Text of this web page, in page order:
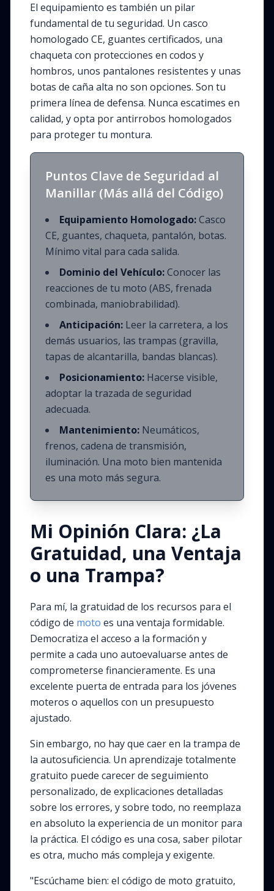
El equipamiento es también un pilar
fundamental de tu seguridad. Un casco
homologado CE, guantes certificados, una
chaqueta con protecciones en codos y
hombros, unos pantalones resistentes y unas
botas de caña alta no son opciones. Son tu
primera línea de defensa. Nunca escatimes en
calidad, y opta por antirrobos homologados
para proteger tu montura.
Puntos Clave de Seguridad al
Manillar (Más allá del Código)
Equipamiento Homologado:Casco
CE, guantes, chaqueta, pantalón, botas.
Mínimo vital para cada salida.
Dominio del Vehículo:Conocer las
reacciones de tu moto (ABS, frenada
combinada, maniobrabilidad).
Anticipación: Leer la carretera, a los
demás usuarios, las trampas (gravilla,
tapas de alcantarilla, bandas blancas).
Posicionamiento: Hacerse visible,
adoptar la trazada de seguridad
adecuada.
Mantenimiento: Neumáticos,
frenos, cadena de transmisión,
iluminación. Una moto bien mantenida
es una moto más segura.
Mi Opinión Clara: ¿La
Gratuidad, una Ventaja
o una Trampa?
Para mí, la gratuidad de los recursos para el
código de moto es una ventaja formidable.
Democratiza el acceso a la formación y
permite a cada uno autoevaluarse antes de
comprometerse financieramente. Es una
excelente puerta de entrada para los jóvenes
moteros o aquellos con un presupuesto
ajustado.
Sin embargo, no hay que caer en la trampa de
la autosuficiencia. Un aprendizaje totalmente
gratuito puede carecer de seguimiento
personalizado, de explicaciones detalladas
sobre los errores, y sobre todo, no reemplaza
en absoluto la experiencia de un monitor para
la práctica. El código es una cosa, saber pilotar
es otra, mucho más compleja y exigente.
"Escúchame bien: el código de moto gratuito,